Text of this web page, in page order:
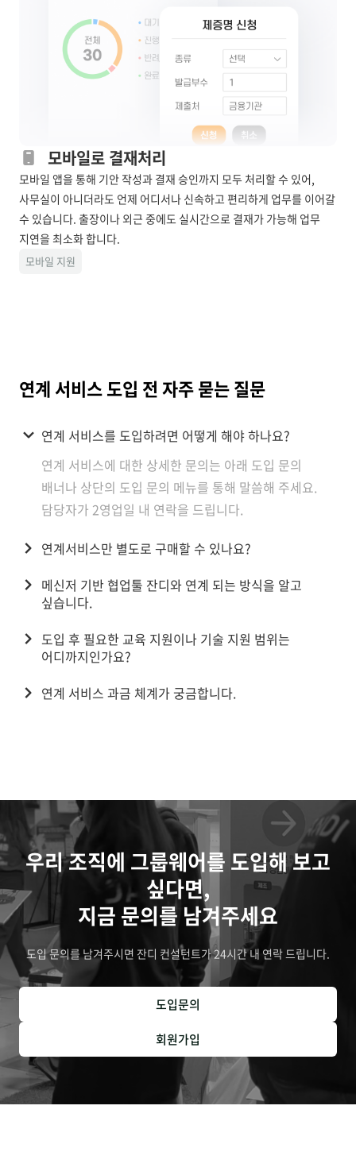
모바일로 결재처리
모바일 앱을 통해 기안 작성과 결재 승인까지 모두 처리할 수 있어,
사무실이 아니더라도 언제 어디서나 신속하고 편리하게 업무를 이어갈
수 있습니다. 출장이나 외근 중에도 실시간으로 결재가 가능해 업무
지연을 최소화 합니다.
모바일 지원
연계 서비스 도입 전 자주 묻는 질문
연계 서비스를 도입하려면 어떻게 해야 하나요?
연계 서비스에 대한 상세한 문의는 아래 도입 문의
배너나 상단의 도입 문의 메뉴를 통해 말씀해 주세요.
담당자가 2영업일 내 연락을 드립니다.
연계서비스만 별도로 구매할 수 있나요?
메신저 기반 협업툴 잔디와 연계 되는 방식을 알고
싶습니다.
도입 후 필요한 교육 지원이나 기술 지원 범위는
어디까지인가요?
연계 서비스 과금 체계가 궁금합니다.
우리 조직에 그룹웨어를 도입해 보고
싶다면,
지금 문의를 남겨주세요
도입 문의를 남겨주시면 잔디 컨설턴트가 24시간 내 연락 드립니다.
도입문의
회원가입